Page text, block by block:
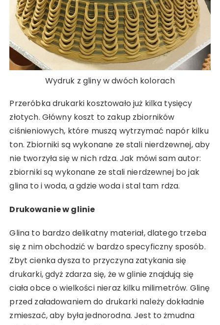
Wydruk z gliny w dwóch kolorach
Przeróbka drukarki kosztowało już kilka tysięcy
złotych. Główny koszt to zakup zbiorników
ciśnieniowych, które muszą wytrzymać napór kilku
ton. Zbiorniki są wykonane ze stali nierdzewnej, aby
nie tworzyła się w nich rdza. Jak mówi sam autor:
zbiorniki są wykonane ze stali nierdzewnej bo jak
glina to i woda, a gdzie woda i stal tam rdza.
Drukowanie w glinie
Glina to bardzo delikatny materiał, dlatego trzeba
się z nim obchodzić w bardzo specyficzny sposób.
Zbyt cienka dysza to przyczyna zatykania się
drukarki, gdyż zdarza się, że w glinie znajdują się
ciała obce o wielkości nieraz kilku milimetrów. Glinę
przed załadowaniem do drukarki należy dokładnie
zmieszać, aby była jednorodna. Jest to żmudna